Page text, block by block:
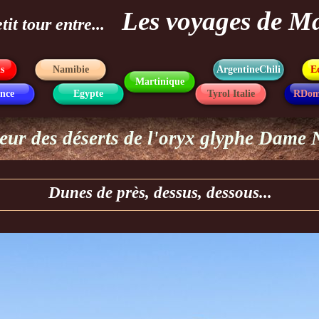
des déserts de l'oryx glyphe Dame
Dunes de près, dessus, dessous...
Tyrol Italie
Egypte
ArgentineChili
Martinique
Namibie
tour entre... Les voyages de